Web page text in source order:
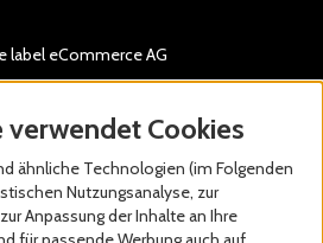
label eCommerce AG
verwendet Cookies
ähnliche Technologien (im Folgenden
Nutzungsanalyse, zur
Anpassung der Inhalte an Ihre